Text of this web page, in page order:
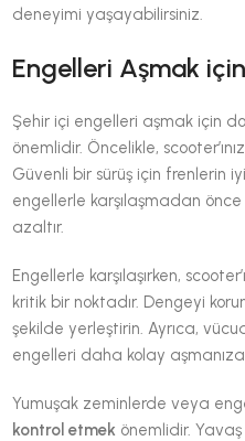
deneyimi yaşayabilirsiniz.
Engelleri Aşmak
Şehir içi engelleri aşmak için
önemlidir. Öncelikle,
Güvenli bir sürüş için frenlerin
engellerle karşılaşmadan
azaltır.
Engellerle karşılaşırken,
kritik bir noktadır. Dengeyi
şekilde yerleştirin. Ayrıca,
engelleri daha kolay aşmanıza
Yumuşak zeminlerde veya
kontrol etmek önemlidir.